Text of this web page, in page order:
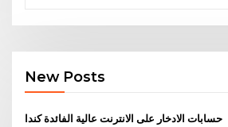
New Posts
حسابات الادخار على الانترنت عالية الفائدة كندا